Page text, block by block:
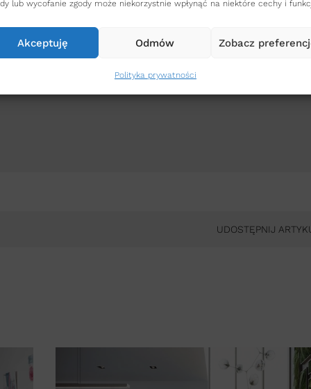
lub wycofanie zgody może niekorzystnie wpłynąć na niektóre cechy i
Akceptuję Odmów Zobacz
Polityka prywatności
pomieszczeń.
UDOSTĘPNIJ